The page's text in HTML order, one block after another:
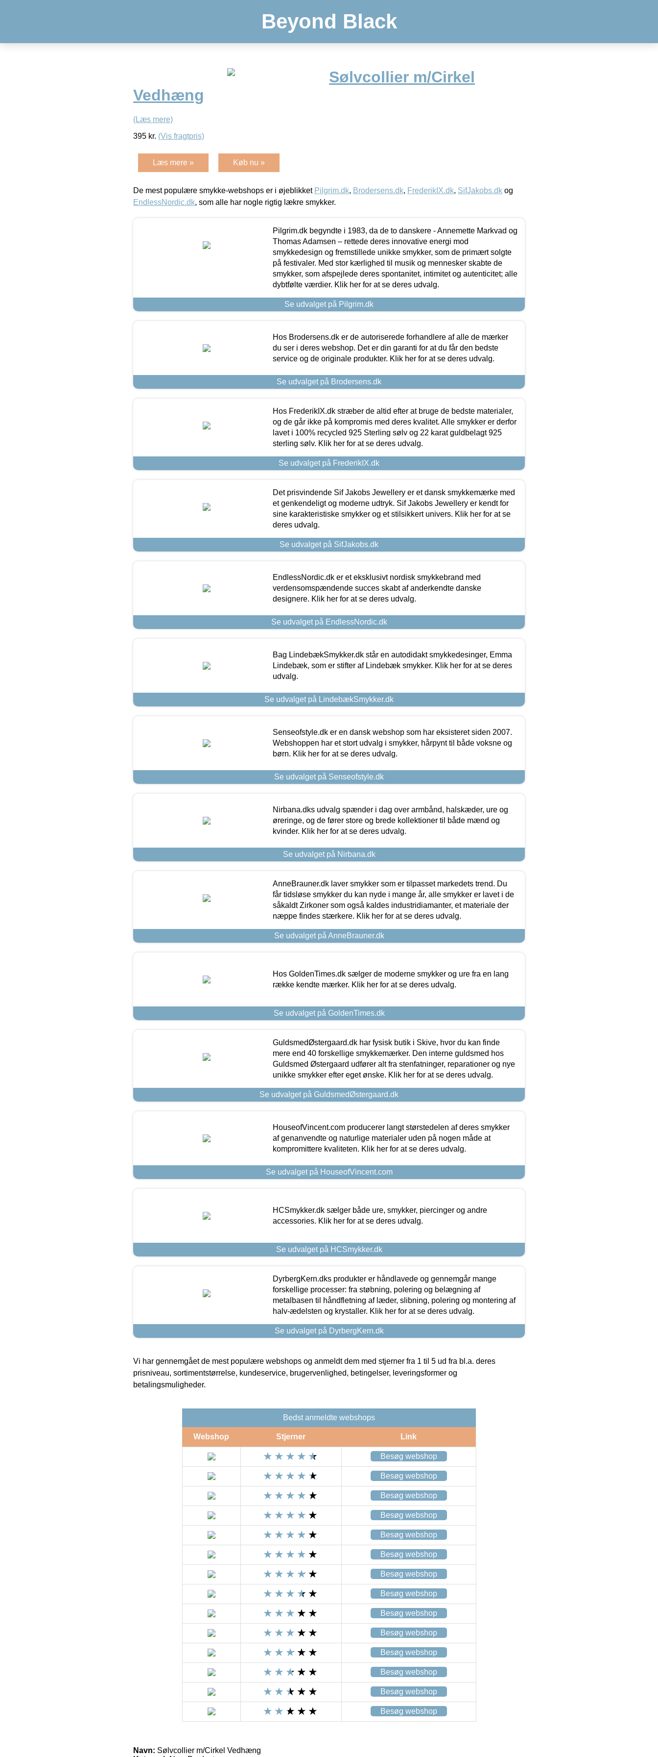
Beyond Black
Sølvcollier m/Cirkel
Vedhæng
(Læs mere)
395 kr. (Vis fragtpris)
Læs mere » Køb nu »
De mest populære smykke-webshops er i øjeblikket Pilgrim.dk, Brodersens.dk, FrederikIX.dk, SifJakobs.dk og
EndlessNordic.dk, som alle har nogle rigtig lækre smykker.
Pilgrim.dk begyndte i 1983, da de to danskere - Annemette Markvad og
Thomas Adamsen – rettede deres innovative energi mod
smykkedesign og fremstillede unikke smykker, som de primært solgte
på festivaler. Med stor kærlighed til musik og mennesker skabte de
smykker, som afspejlede deres spontanitet, intimitet og autenticitet; alle
dybtfølte værdier. Klik her for at se deres udvalg.
Se udvalget på Pilgrim.dk
Hos Brodersens.dk er de autoriserede forhandlere af alle de mærker
du ser i deres webshop. Det er din garanti for at du får den bedste
service og de originale produkter. Klik her for at se deres udvalg.
Se udvalget på Brodersens.dk
Hos FrederikIX.dk stræber de altid efter at bruge de bedste materialer,
og de går ikke på kompromis med deres kvalitet. Alle smykker er derfor
lavet i 100% recycled 925 Sterling sølv og 22 karat guldbelagt 925
sterling sølv. Klik her for at se deres udvalg.
Se udvalget på FrederikIX.dk
Det prisvindende Sif Jakobs Jewellery er et dansk smykkemærke med
et genkendeligt og moderne udtryk. Sif Jakobs Jewellery er kendt for
sine karakteristiske smykker og et stilsikkert univers. Klik her for at se
deres udvalg.
Se udvalget på SifJakobs.dk
EndlessNordic.dk er et eksklusivt nordisk smykkebrand med
verdensomspændende succes skabt af anderkendte danske
designere. Klik her for at se deres udvalg.
Se udvalget på EndlessNordic.dk
Bag LindebækSmykker.dk står en autodidakt smykkedesinger, Emma
Lindebæk, som er stifter af Lindebæk smykker. Klik her for at se deres
udvalg.
Se udvalget på LindebækSmykker.dk
Senseofstyle.dk er en dansk webshop som har eksisteret siden 2007.
Webshoppen har et stort udvalg i smykker, hårpynt til både voksne og
børn. Klik her for at se deres udvalg.
Se udvalget på Senseofstyle.dk
Nirbana.dks udvalg spænder i dag over armbånd, halskæder, ure og
øreringe, og de fører store og brede kollektioner til både mænd og
kvinder. Klik her for at se deres udvalg.
Se udvalget på Nirbana.dk
AnneBrauner.dk laver smykker som er tilpasset markedets trend. Du
får tidsløse smykker du kan nyde i mange år, alle smykker er lavet i de
såkaldt Zirkoner som også kaldes industridiamanter, et materiale der
næppe findes stærkere. Klik her for at se deres udvalg.
Se udvalget på AnneBrauner.dk
Hos GoldenTimes.dk sælger de moderne smykker og ure fra en lang
række kendte mærker. Klik her for at se deres udvalg.
Se udvalget på GoldenTimes.dk
GuldsmedØstergaard.dk har fysisk butik i Skive, hvor du kan finde
mere end 40 forskellige smykkemærker. Den interne guldsmed hos
Guldsmed Østergaard udfører alt fra stenfatninger, reparationer og nye
unikke smykker efter eget ønske. Klik her for at se deres udvalg.
Se udvalget på GuldsmedØstergaard.dk
HouseofVincent.com producerer langt størstedelen af deres smykker
af genanvendte og naturlige materialer uden på nogen måde at
kompromittere kvaliteten. Klik her for at se deres udvalg.
Se udvalget på HouseofVincent.com
HCSmykker.dk sælger både ure, smykker, piercinger og andre
accessories. Klik her for at se deres udvalg.
Se udvalget på HCSmykker.dk
DyrbergKern.dks produkter er håndlavede og gennemgår mange
forskellige processer: fra støbning, polering og belægning af
metalbasen til håndfletning af læder, slibning, polering og montering af
halv-ædelsten og krystaller. Klik her for at se deres udvalg.
Se udvalget på DyrbergKern.dk
Vi har gennemgået de mest populære webshops og anmeldt dem med stjerner fra 1 til 5 ud fra bl.a. deres
prisniveau, sortimentstørrelse, kundeservice, brugervenlighed, betingelser, leveringsformer og
betalingsmuligheder.
Bedst anmeldte webshops
Webshop Stjerner Link
Besøg webshop
Besøg webshop
Besøg webshop
Besøg webshop
Besøg webshop
Besøg webshop
Besøg webshop
Besøg webshop
Besøg webshop
Besøg webshop
Besøg webshop
Besøg webshop
Besøg webshop
Besøg webshop
Navn: Sølvcollier m/Cirkel Vedhæng